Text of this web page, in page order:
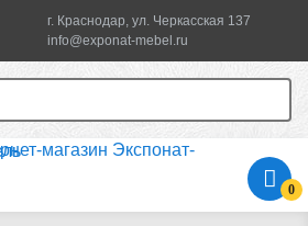
г. Краснодар, ул. Черкасская 137
info@exponat-mebel.ru
0